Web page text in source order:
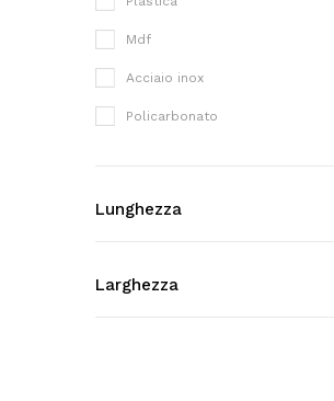
Mdf
Acciaio inox
Policarbonato
Lunghezza
Larghezza